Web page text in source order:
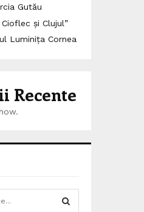
Gutău
și Clujul”
Luminița Cornea
Recente